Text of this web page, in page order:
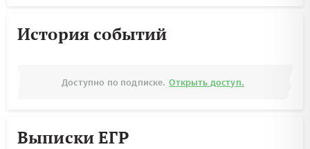
История событий
Доступно по подписке. Открыть доступ.
Выписки ЕГР